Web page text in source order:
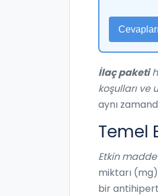
İlaç paketi
koşulları ve
aynı
Temel
Etkin madde
miktarı
bir